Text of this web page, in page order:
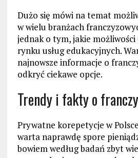
Dużo się mówi na temat
w wielu branżach
jednak o tym, jakie możliwości
rynku usług edukacyjnych.
najnowsze informacje o
odkryć ciekawe opcje.
Trendy i fakty o
Prywatne korepetycje w
warta naprawdę spore
bowiem według badań zbyt